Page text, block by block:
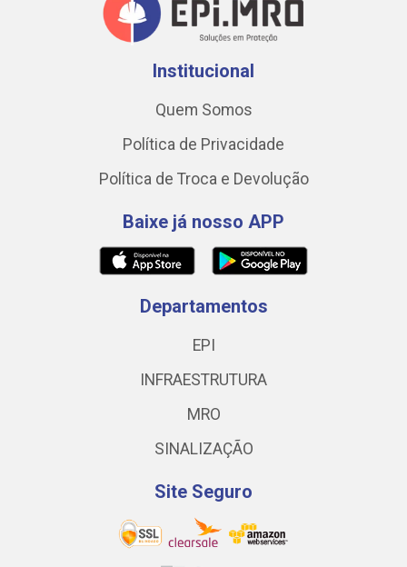
Institucional
Quem Somos
Política de Privacidade
Política de Troca e Devolução
Baixe já nosso APP
Departamentos
EPI
INFRAESTRUTURA
MRO
SINALIZAÇÃO
Site Seguro